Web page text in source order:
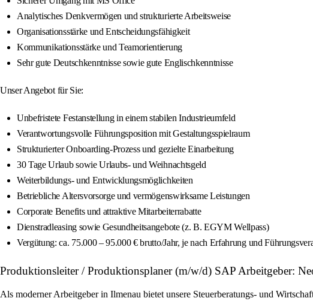
Analytisches Denkvermögen und strukturierte Arbeitsweise
Organisationsstärke und Entscheidungsfähigkeit
Kommunikationsstärke und Teamorientierung
Sehr gute Deutschkenntnisse sowie gute Englischkenntnisse
Unser Angebot für Sie:
Unbefristete Festanstellung in einem stabilen Industrieumfeld
Verantwortungsvolle Führungsposition mit Gestaltungsspielraum
Strukturierter Onboarding-Prozess und gezielte Einarbeitung
30 Tage Urlaub sowie Urlaubs- und Weihnachtsgeld
Weiterbildungs- und Entwicklungsmöglichkeiten
Betriebliche Altersvorsorge und vermögenswirksame Leistungen
Corporate Benefits und attraktive Mitarbeiterrabatte
Dienstradleasing sowie Gesundheitsangebote (z. B. EGYM Wellpass)
Vergütung: ca. 75.000 – 95.000 € brutto/Jahr, je nach Erfahrung und
Produktionsleiter / Produktionsplaner (m/w/d) SAP Arbeitgeber:
Als moderner Arbeitgeber in Ilmenau bietet unsere Steuerberatungs- und